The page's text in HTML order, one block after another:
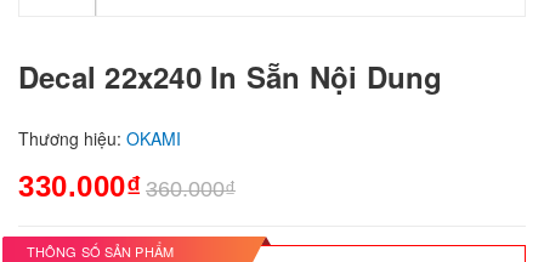
Decal 22x240 In Sẵn Nội Dung
Thương hiệu: OKAMI
330.000₫ 360.000₫
THÔNG SỐ SẢN PHẨM